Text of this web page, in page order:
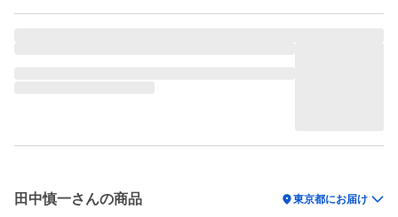
田中慎一さんの商品 location_on東京都にお届け